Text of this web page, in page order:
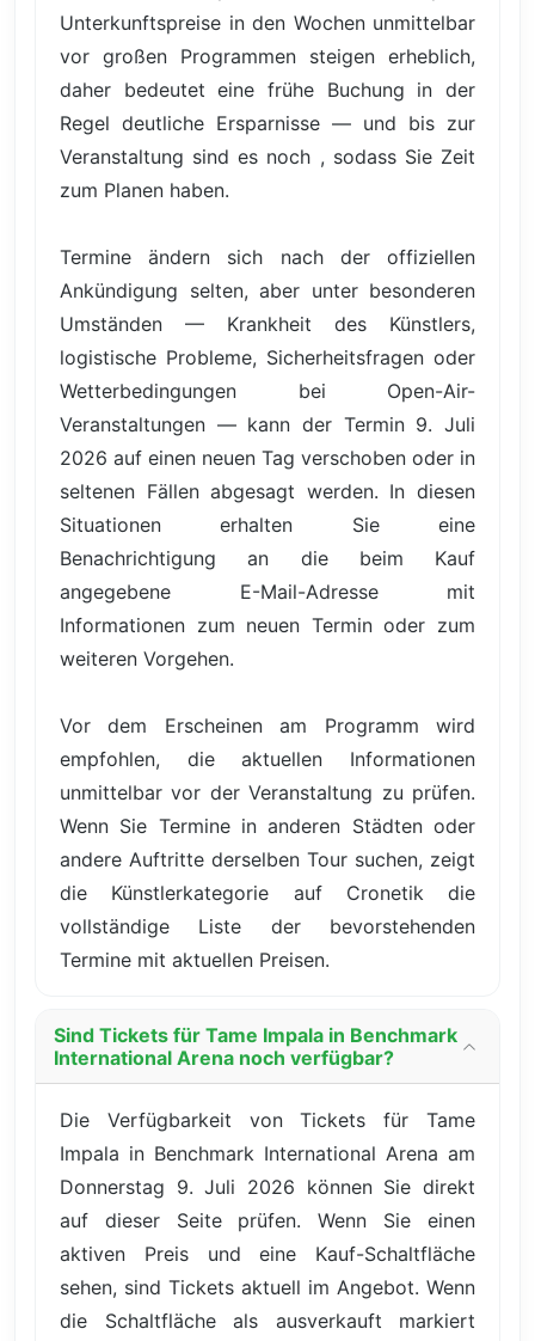
Unterkunftspreise in den Wochen unmittelbar
vor großen Programmen steigen erheblich,
daher bedeutet eine frühe Buchung in der
Regel deutliche Ersparnisse — und bis zur
Veranstaltung sind es noch , sodass Sie Zeit
zum Planen haben.
Termine ändern sich nach der offiziellen
Ankündigung selten, aber unter besonderen
Umständen — Krankheit des Künstlers,
logistische Probleme, Sicherheitsfragen oder
Wetterbedingungen bei Open-Air-
Veranstaltungen — kann der Termin 9. Juli
2026 auf einen neuen Tag verschoben oder in
seltenen Fällen abgesagt werden. In diesen
Situationen erhalten Sie eine
Benachrichtigung an die beim Kauf
angegebene E-Mail-Adresse mit
Informationen zum neuen Termin oder zum
weiteren Vorgehen.
Vor dem Erscheinen am Programm wird
empfohlen, die aktuellen Informationen
unmittelbar vor der Veranstaltung zu prüfen.
Wenn Sie Termine in anderen Städten oder
andere Auftritte derselben Tour suchen, zeigt
die Künstlerkategorie auf Cronetik die
vollständige Liste der bevorstehenden
Termine mit aktuellen Preisen.
Sind Tickets für Tame Impala in Benchmark
International Arena noch verfügbar?
Die Verfügbarkeit von Tickets für Tame
Impala in Benchmark International Arena am
Donnerstag 9. Juli 2026 können Sie direkt
auf dieser Seite prüfen. Wenn Sie einen
aktiven Preis und eine Kauf-Schaltfläche
sehen, sind Tickets aktuell im Angebot. Wenn
die Schaltfläche als ausverkauft markiert